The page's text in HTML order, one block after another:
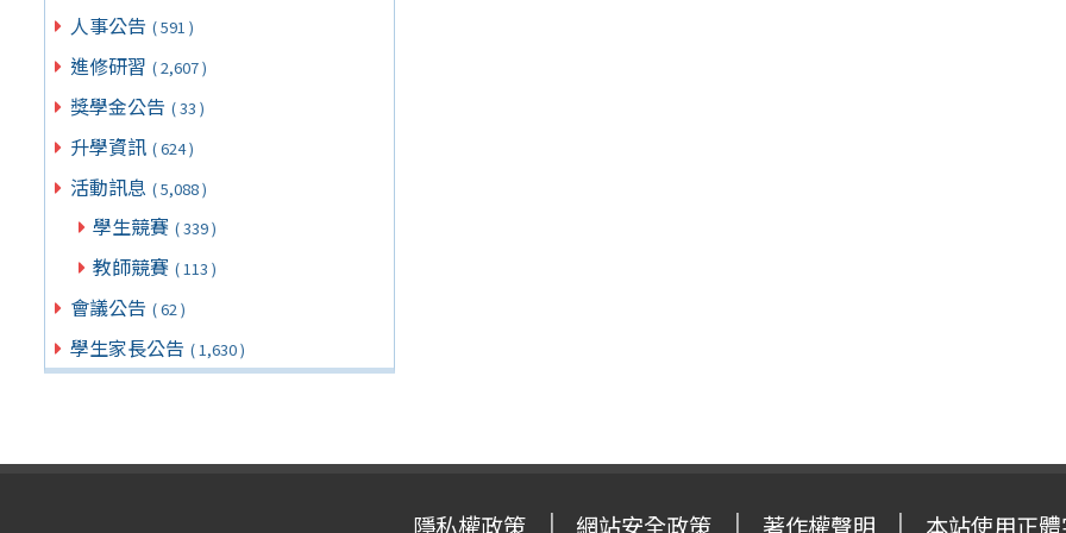
人事公告 ( 591 )
進修研習 ( 2,607 )
獎學金公告 ( 33 )
升學資訊 ( 624 )
活動訊息 ( 5,088 )
學生競賽 ( 339 )
教師競賽 ( 113 )
會議公告 ( 62 )
學生家長公告 ( 1,630 )
隱私權政策 網站安全政策 著作權聲明 本站使用正